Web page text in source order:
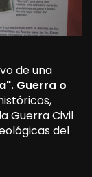
de una
Guerra o
Guerra Civil
del